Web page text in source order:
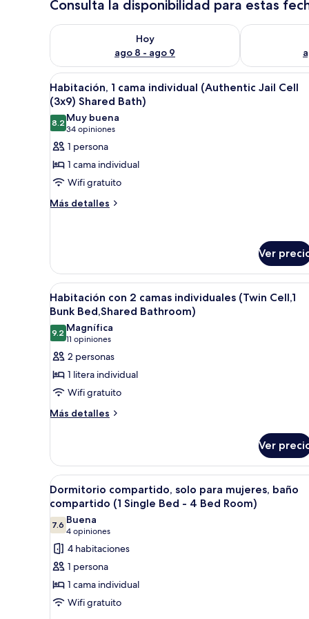
Consulta la disponibilidad para estas
Hoy
ago 8 - ago 9
Consulta la disponibilidad para hoy ago 8 - ago 9
Consulta la
Abrir
todas
las
fotos
de
Habitación,
cama
individual
(3x9)
Shared
Bath)
Un estrecho pasaje interior
7
Habitación, 1 cama individual (Authentic Jail Cell
(3x9) Shared Bath)
8.28.2 de 10
Muy buena
34 opiniones
(34
opiniones)
1 persona
1 cama individual
Wifi gratuito
Más detalles
Más
cama
individual
(Authentic
Jail
Cell
(3x9)
Shared
Bath)
Ver
Abrir
todas
las
fotos
de
Habitación
con
camas
Cell,1
Bunk
Bed,Shared
Bathroom)
Una habitación estrecha con
6
Habitación con 2 camas individuales (Twin Cell,1
Bunk Bed,Shared Bathroom)
9.29.2 de 10
Magnífica
11 opiniones
(11
opiniones)
2 personas
1 litera individual
Wifi gratuito
Más detalles
Más
con
camas
individuales
(Twin
Cell,1
Bunk
Bed,Shared
Bathroom)
Ver
Abrir
todas
las
fotos
de
Dormitorio
compartido,
solo
para
Una habitación con dos
4
Dormitorio compartido, solo para mujeres, baño
compartido (1 Single Bed - 4 Bed Room)
7.67.6 de 10
Buena
4 opiniones
(4
opiniones)
4 habitaciones
1 persona
1 cama individual
Wifi gratuito